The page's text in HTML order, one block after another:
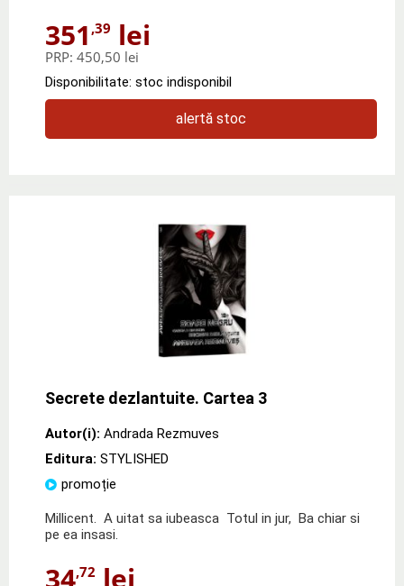
351 ,39 lei
PRP: 450,50 lei
Disponibilitate: stoc indisponibil
alertă stoc
Secrete dezlantuite. Cartea 3
Autor(i): Andrada Rezmuves
Editura: STYLISHED
promoție
Millicent. A uitat sa iubeasca Totul in jur, Ba chiar si
pe ea insasi.
34,72 lei